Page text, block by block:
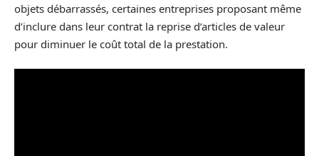
objets débarrassés, certaines entreprises proposant même
d’inclure dans leur contrat la reprise d’articles de valeur
pour diminuer le coût total de la prestation.